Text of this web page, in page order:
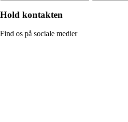
Hold kontakten
Find os på sociale medier